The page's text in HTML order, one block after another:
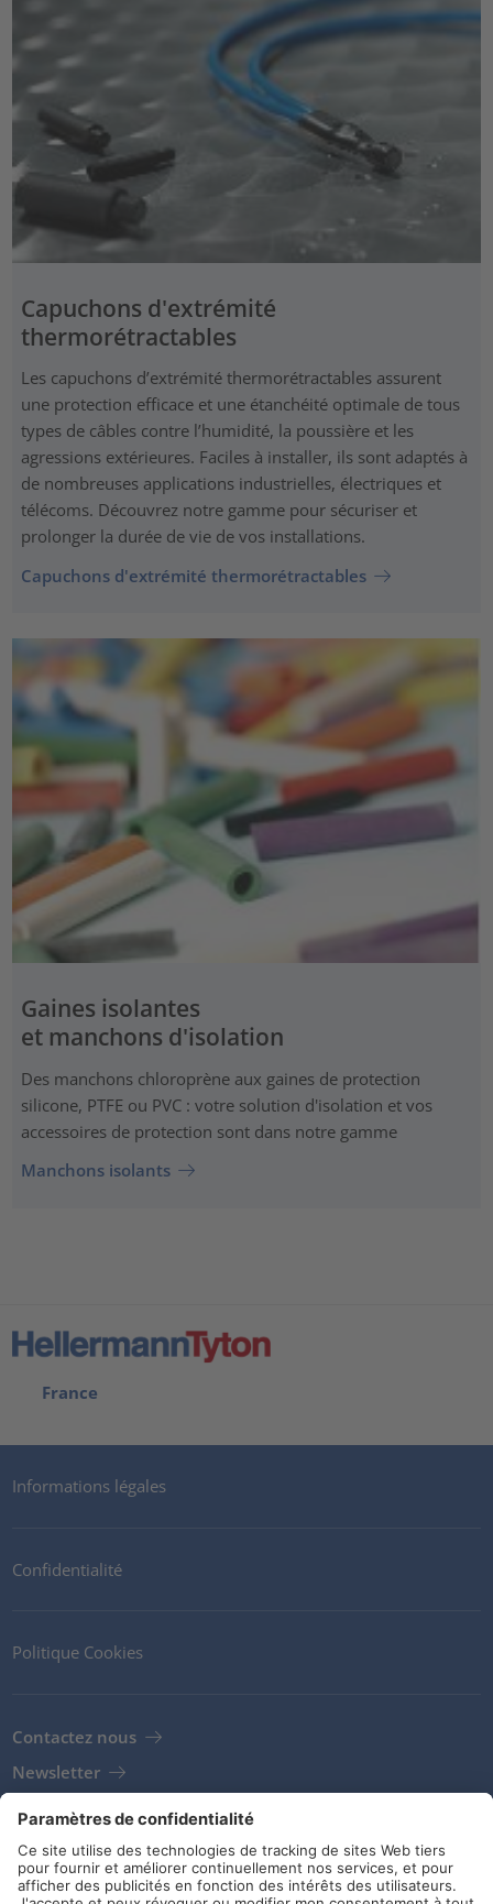
Capuchons d'extrémité
thermorétractables
Les capuchons d’extrémité thermorétractables assurent
une protection efficace et une étanchéité optimale de tous
types de câbles contre l’humidité, la poussière et les
agressions extérieures. Faciles à installer, ils sont adaptés à
de nombreuses applications industrielles, électriques et
télécoms. Découvrez notre gamme pour sécuriser et
prolonger la durée de vie de vos installations.
Capuchons d'extrémité thermorétractables
Gaines isolantes
et manchons d'isolation
Des manchons chloroprène aux gaines de protection
silicone, PTFE ou PVC : votre solution d'isolation et vos
accessoires de protection sont dans notre gamme
Manchons isolants
France
Informations légales
Confidentialité
Politique Cookies
Contactez nous
Newsletter
Clients
Fournisseurs